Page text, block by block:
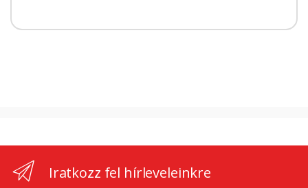
Iratkozz fel hírleveleinkre